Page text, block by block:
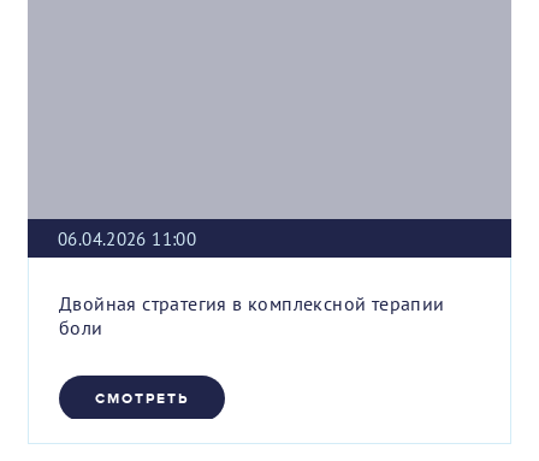
06.04.2026 11:00
Двойная стратегия в комплексной терапии
боли
СМОТРЕТЬ